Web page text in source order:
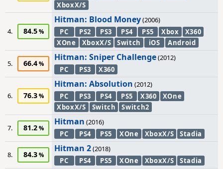
XboxX/S
4. 84.5
Hitman: Blood Money(2006)
PC
PS2 PS3 PS4 PS5 Xbox
X360
XOne
XboxX/S Switch iOS Android
5. 66.4
Hitman: Sniper Challenge(2012)
PC
PS3 X360
6. 76.3
Hitman: Absolution (2012)
PC
PS3 PS4 PS5 X360
XOne
XboxX/S
Switch Switch2
7. 81.2
Hitman (2016)
PC
PS4 PS5 XOne XboxX/S Stadia
8. 84.3
Hitman 2(2018)
PC
PS4 PS5 XOne XboxX/S Stadia